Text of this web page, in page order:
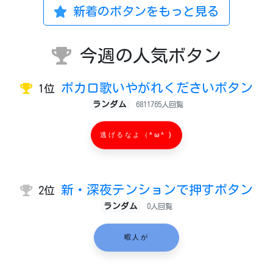
新着のボタンをもっと見る
今週の人気ボタン
1位 ボカロ歌いやがれくださいボタン
ランダム 6811765人回覧
逃げるなよ（^ω^ )
2位 新・深夜テンションで押すボタン
ランダム 0人回覧
暇人が